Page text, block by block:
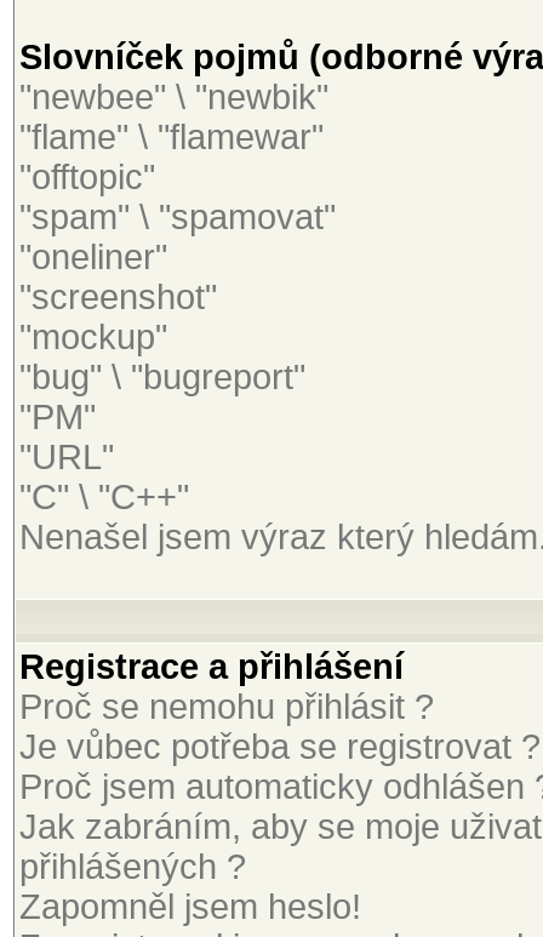
Slovníček pojmů (odborné
"newbee" \ "newbik"
"flame" \ "flamewar"
"offtopic"
"spam" \ "spamovat"
"oneliner"
"screenshot"
"mockup"
"bug" \ "bugreport"
"PM"
"URL"
"C" \ "C++"
Nenašel jsem výraz který
Registrace a přihlášení
Proč se nemohu přihlásit ?
Je vůbec potřeba se registrovat ?
Proč jsem automaticky odhlášen
Jak zabráním, aby se moje
přihlášených ?
Zapomněl jsem heslo!